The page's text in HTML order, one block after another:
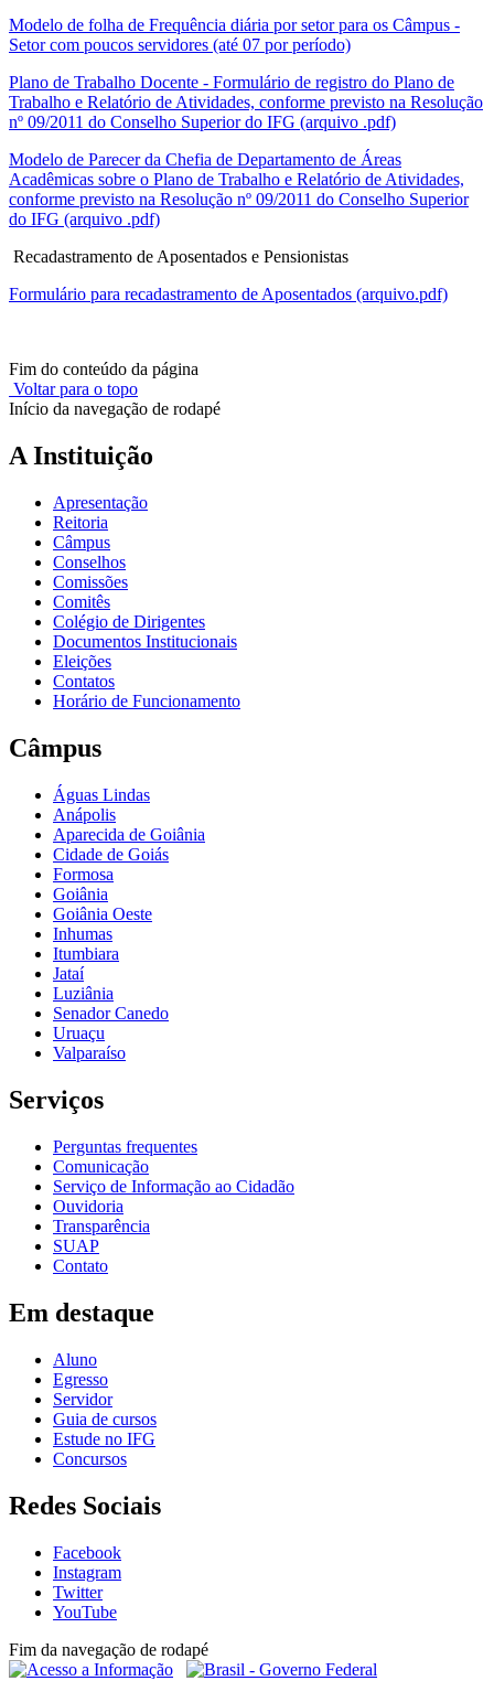
Modelo de folha de Frequência diária por setor para os Câmpus -
Setor com poucos servidores (até 07 por período)
Plano de Trabalho Docente - Formulário de registro do Plano de
Trabalho e Relatório de Atividades, conforme previsto na Resolução
nº 09/2011 do Conselho Superior do IFG (arquivo .pdf)
Modelo de Parecer da Chefia de Departamento de Áreas
Acadêmicas sobre o Plano de Trabalho e Relatório de Atividades,
conforme previsto na Resolução nº 09/2011 do Conselho Superior
do IFG (arquivo .pdf)
Recadastramento de Aposentados e Pensionistas
Formulário para recadastramento de Aposentados (arquivo.pdf)
Fim do conteúdo da página
Voltar para o topo
Início da navegação de rodapé
A Instituição
Apresentação
Reitoria
Câmpus
Conselhos
Comissões
Comitês
Colégio de Dirigentes
Documentos Institucionais
Eleições
Contatos
Horário de Funcionamento
Câmpus
Águas Lindas
Anápolis
Aparecida de Goiânia
Cidade de Goiás
Formosa
Goiânia
Goiânia Oeste
Inhumas
Itumbiara
Jataí
Luziânia
Senador Canedo
Uruaçu
Valparaíso
Serviços
Perguntas frequentes
Comunicação
Serviço de Informação ao Cidadão
Ouvidoria
Transparência
SUAP
Contato
Em destaque
Aluno
Egresso
Servidor
Guia de cursos
Estude no IFG
Concursos
Redes Sociais
Facebook
Instagram
Twitter
YouTube
Fim da navegação de rodapé